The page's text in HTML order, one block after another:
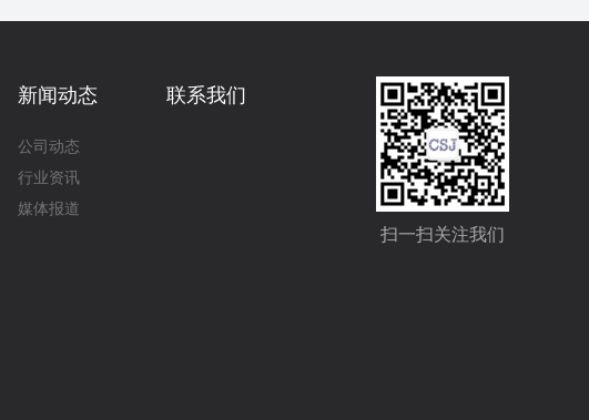
扫一扫关注我们
新闻动态
公司动态
行业资讯
媒体报道
联系我们